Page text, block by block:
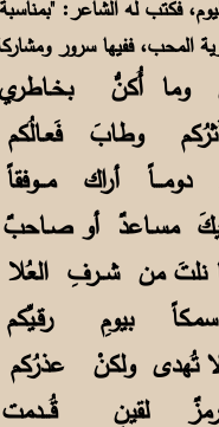
فكتب له الشاعر:
المحب، ففيها سرور
وما أُكنُّ
وطابَ
دومـــاً أراك
مسـاعدٌ أو
نلتَ من شــرفِ
سمـكاً بيومِ
لا تُهدى ولكنْ
رمزٌ لقينٍ